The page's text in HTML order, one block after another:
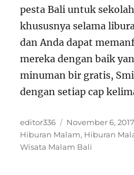
pesta Bali untuk
khususnya selama
dan Anda dapat
mereka dengan baik
minuman bir gratis,
dengan setiap cap
Author
editor336
Posted
on
November 6, 2017
Hiburan Malam, Hiburan
Wisata Malam Bali